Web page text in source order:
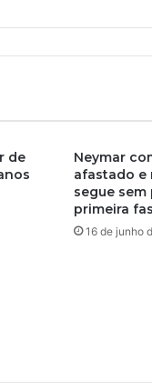
de
Neymar
afastado e
segue sem
primeira
16 de junho